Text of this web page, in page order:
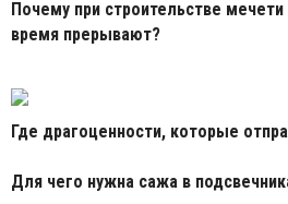
Почему при строительстве
время прерывают?
Где драгоценности, которые
Для чего нужна сажа в